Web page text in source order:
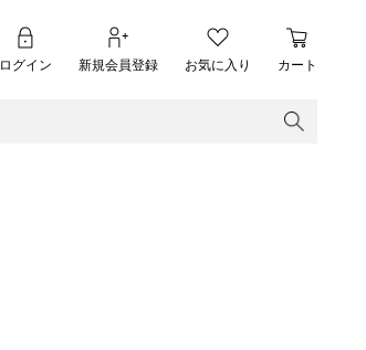
ログイン 新規会員登録 お気に入り カート